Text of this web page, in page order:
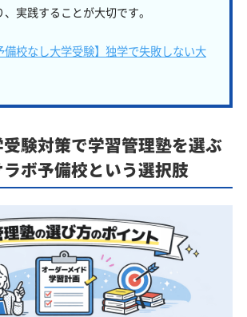
実践することが大切です。
備校なし大学受験】独学で失敗しない大
験対策で学習管理塾を選ぶ
ボ予備校という選択肢